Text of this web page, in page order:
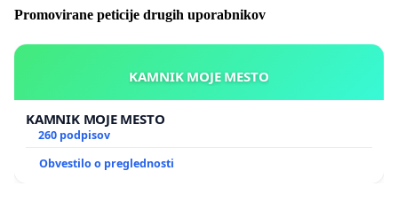
Promovirane peticije drugih uporabnikov
KAMNIK MOJE MESTO
KAMNIK MOJE MESTO
260 podpisov
Obvestilo o preglednosti